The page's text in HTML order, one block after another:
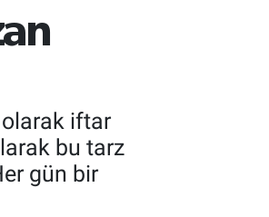
iftar
bu tarz
gün bir